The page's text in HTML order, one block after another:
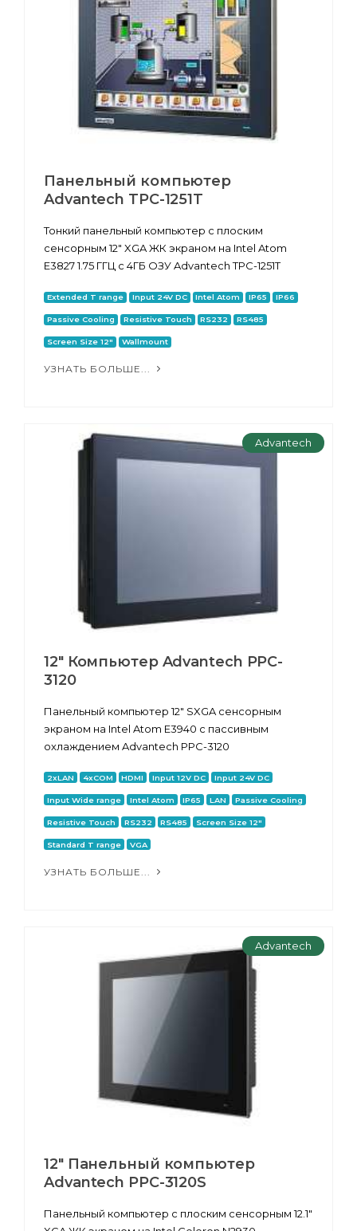
Панельный компьютер
Advantech TPC-1251T
Тонкий панельный компьютер с плоским
сенсорным 12" XGA ЖК экраном на Intel Atom
E3827 1.75 ГГЦ с 4ГБ ОЗУ Advantech TPC-1251T
Extended T range Input 24V DC Intel Atom IP65 IP66
Passive Cooling Resistive Touch RS232 RS485
Screen Size 12" Wallmount
УЗНАТЬ БОЛЬШЕ...
Advantech
12" Компьютер Advantech PPC-
3120
Панельный компьютер 12" SXGA сенсорным
экраном на Intel Atom E3940 с пассивным
охлаждением Advantech PPC-3120
2xLAN 4xCOM HDMI Input 12V DC Input 24V DC
Input Wide range Intel Atom IP65 LAN Passive Cooling
Resistive Touch RS232 RS485 Screen Size 12"
Standard T range VGA
УЗНАТЬ БОЛЬШЕ...
Advantech
12" Панельный компьютер
Advantech PPC-3120S
Панельный компьютер с плоским сенсорным 12.1"